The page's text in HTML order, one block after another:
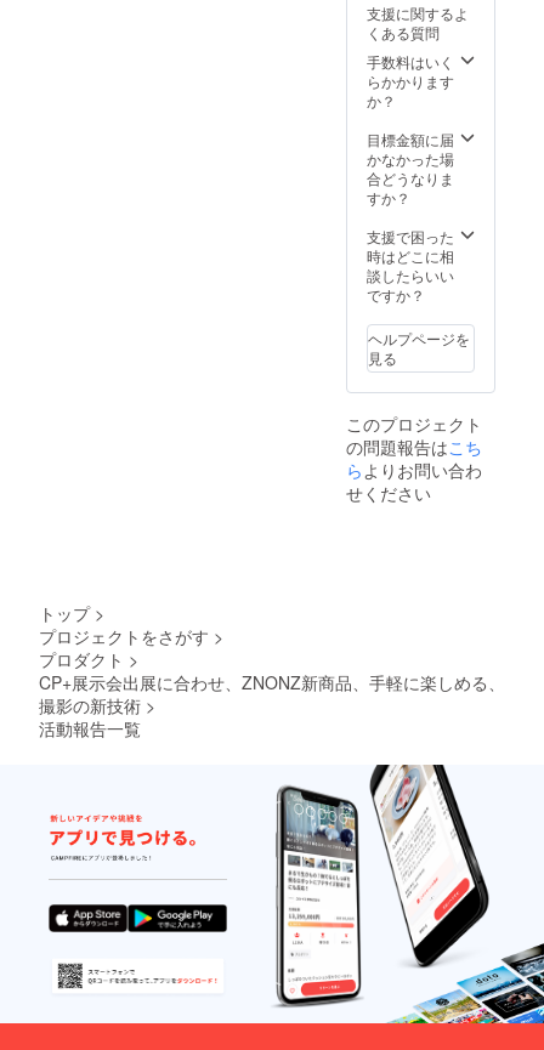
ずとこのよ
うになると
思い至った
からです。
1970年こ
ろまでの東
京の下町は
中小工場の
集積地で日
本のもの作
一つでした
が、それ以
降の産業空
洞化で、顧
客である大
企業は工場
を海外へ移
奮闘むなし
は見る影も
ないので
す。株主資
本主義とグ
ローバリ
ゼーション
のなせる技
とは言え､虚
ざるを得ま
ことに
なりま
す。製
作例を
のせて
すの
で、ご
参考く
ださ
価格に
は送料
を含ん
でおり
支援に関するよ
くある質問
手数料はいく
らかかります
か？
目標金額に届
かなかった場
合どうなりま
すか？
支援で困った
時はどこに相
談したらいい
ですか？
ヘルプページを
見る
このプロジェクト
の問題報告はこち
ら よりお問い合わ
せください
トップ >
プロジェクトをさがす >
プロダクト >
CP+展示会出展に合わせ、ZNONZ新商品、手軽に楽しめる、
撮影の新技術 >
活動報告一覧